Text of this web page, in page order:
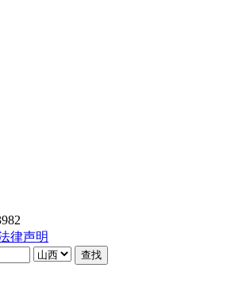
律声明